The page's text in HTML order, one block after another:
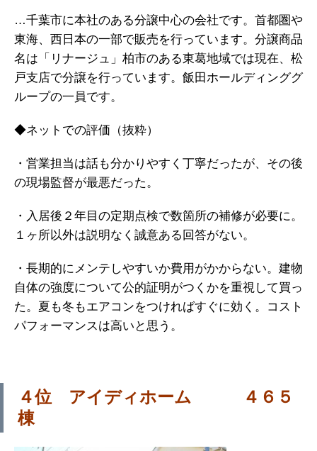
…千葉市に本社のある分譲中心の会社です。首都圏や
東海、西日本の一部で販売を行っています。分譲商品
名は「リナージュ」柏市のある東葛地域では現在、松
戸支店で分譲を行っています。飯田ホールディンググ
ループの一員です。
◆ネットでの評価（抜粋）
・営業担当は話も分かりやすく丁寧だったが、その後
の現場監督が最悪だった。
・入居後２年目の定期点検で数箇所の補修が必要に。
１ヶ所以外は説明なく誠意ある回答がない。
・長期的にメンテしやすいか費用がかからない。建物
自体の強度について公的証明がつくかを重視して買っ
た。夏も冬もエアコンをつければすぐに効く。コスト
パフォーマンスは高いと思う。
４位 アイディホーム ４６５
棟